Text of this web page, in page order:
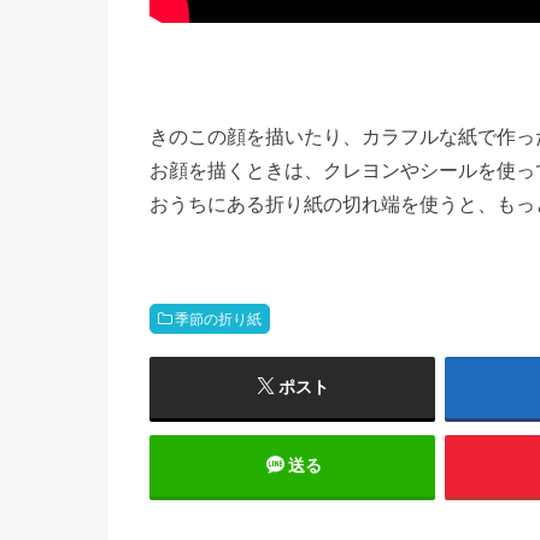
きのこの顔を描いたり、カラフルな紙で作
お顔を描くときは、クレヨンやシールを使
おうちにある折り紙の切れ端を使うと、も
季節の折り紙
ポスト
送る